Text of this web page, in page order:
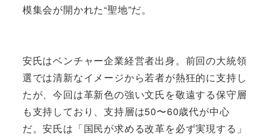
模集会が開かれた“聖地”だ。
安氏はベンチャー企業経営者出身。前回の大統領
選では清新なイメージから若者が熱狂的に支持し
たが、今回は革新色の強い文氏を敬遠する保守層
も支持しており、支持層は50〜60歳代が中心
だ。安氏は「国民が求める改革を必ず実現する」